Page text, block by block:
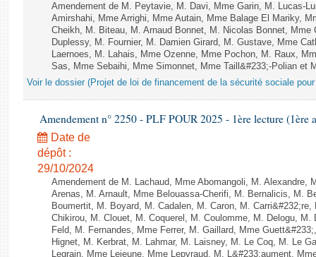
Amendement de M. Peytavie, M. Davi, Mme Garin, M. Lucas-
Amirshahi, Mme Arrighi, Mme Autain, Mme Balage El Mariky,
Cheikh, M. Biteau, M. Arnaud Bonnet, M. Nicolas Bonnet, Mme
Duplessy, M. Fournier, M. Damien Girard, M. Gustave, Mme
Laernoes, M. Lahais, Mme Ozenne, Mme Pochon, M. Raux,
Sas, Mme Sebaihi, Mme Simonnet, Mme Taill&#233;-Polian et
Voir le dossier (Projet de loi de financement de la sécurité sociale pour
Amendement n° 2250 - PLF POUR 2025 - 1ère lecture (1ère
Date de
dépôt :
29/10/2024
Amendement de M. Lachaud, Mme Abomangoli, M. Alexandre,
Arenas, M. Arnault, Mme Belouassa-Cherifi, M. Bernalicis, M.
Boumertit, M. Boyard, M. Cadalen, M. Caron, M.
Chikirou, M. Clouet, M. Coquerel, M. Coulomme, M. Delogu, M.
Feld, M. Fernandes, Mme Ferrer, M. Gaillard, Mme
Hignet, M. Kerbrat, M. Lahmar, M. Laisney, M. Le Coq, M. Le
Legrain, Mme Lejeune, Mme Lepvraud, M. L&#233;aument,